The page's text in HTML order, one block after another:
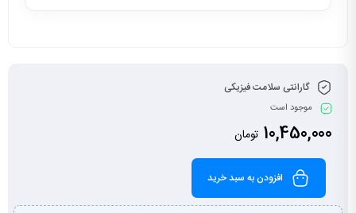
گارانتی سلامت فیزیکی
موجود است
10,450,000 تومان
افزودن به سبد خرید